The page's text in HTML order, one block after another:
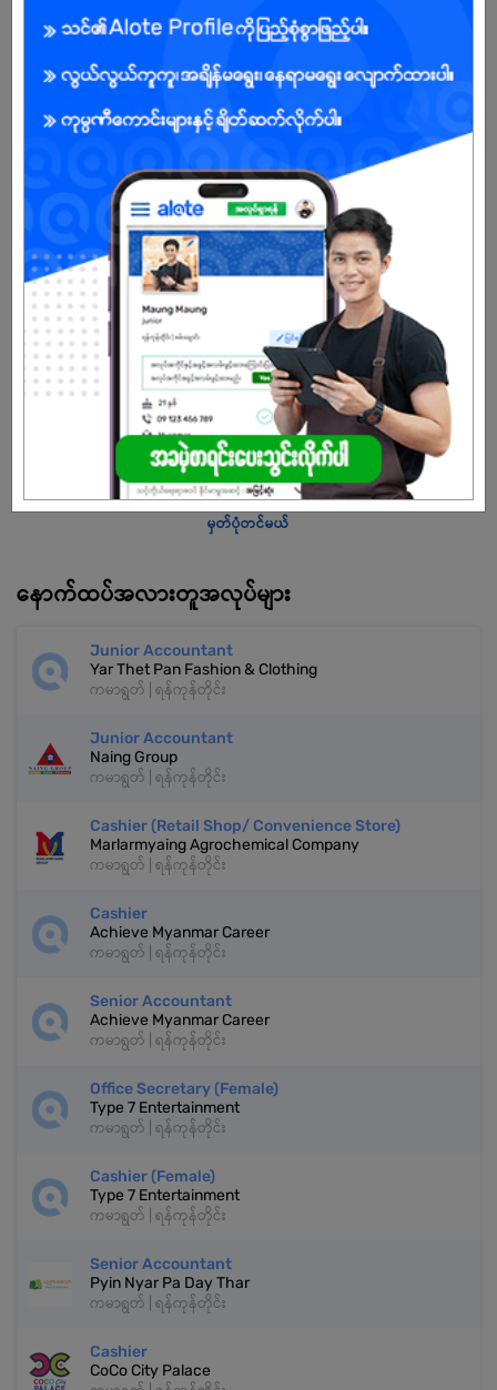
အခွင့်အရေးရှိသူ : ကျား/မ
သက်တမ်းကုန်သွားပါပြီ
အကောင့်မရှိသေးဘူးလား?
မှတ်ပုံတင်မယ်
နောက်ထပ်အလားတူအလုပ်များ
Junior Accountant
Yar Thet Pan Fashion & Clothing
ကမာရွတ် | ရန်ကုန်တိုင်း
Junior Accountant
Naing Group
ကမာရွတ် | ရန်ကုန်တိုင်း
Cashier (Retail Shop/ Convenience Store)
Marlarmyaing Agrochemical Company
ကမာရွတ် | ရန်ကုန်တိုင်း
Cashier
Achieve Myanmar Career
ကမာရွတ် | ရန်ကုန်တိုင်း
Senior Accountant
Achieve Myanmar Career
ကမာရွတ် | ရန်ကုန်တိုင်း
Office Secretary (Female)
Type 7 Entertainment
ကမာရွတ် | ရန်ကုန်တိုင်း
Cashier (Female)
Type 7 Entertainment
ကမာရွတ် | ရန်ကုန်တိုင်း
Senior Accountant
Pyin Nyar Pa Day Thar
ကမာရွတ် | ရန်ကုန်တိုင်း
Cashier
CoCo City Palace